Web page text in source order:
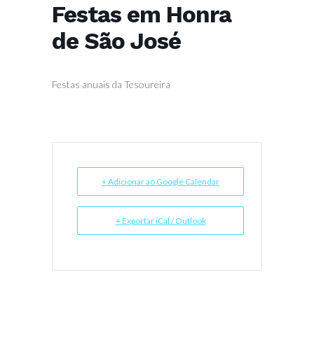
Festas em Honra
de São José
Festas anuais da Tesoureira
+ Adicionar ao Google Calendar
+ Exportar iCal / Outlook